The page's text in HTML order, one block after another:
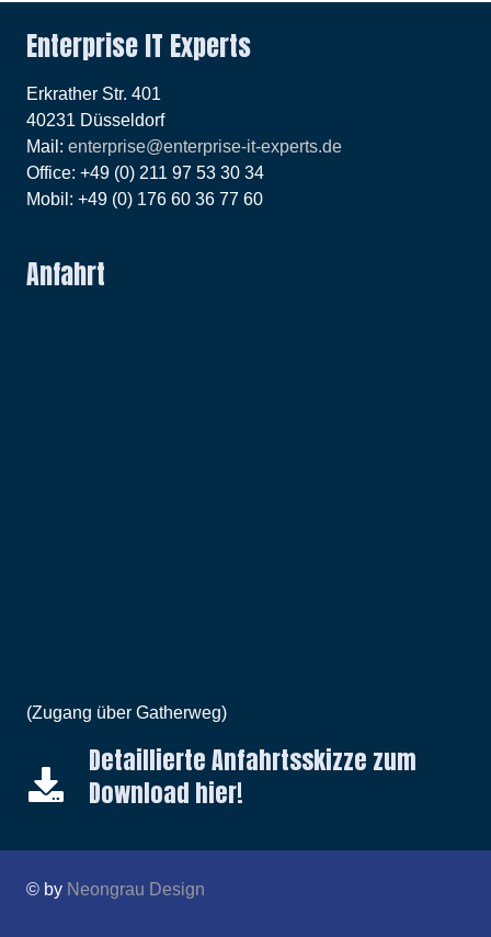
Enterprise IT Experts
Erkrather Str. 401
40231 Düsseldorf
Mail: enterprise@enterprise-it-experts.de
Office: +49 (0) 211 97 53 30 34
Mobil: +49 (0) 176 60 36 77 60
Anfahrt
(Zugang über Gatherweg)
Detaillierte Anfahrtsskizze zum
Download hier!
© by Neongrau Design